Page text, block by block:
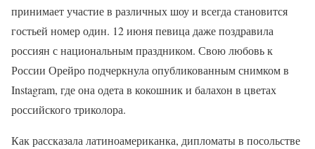
принимает участие в различных шоу и всегда становится
гостьей номер один. 12 июня певица даже поздравила
россиян с национальным праздником. Свою любовь к
России Орейро подчеркнула опубликованным снимком в
Instagram, где она одета в кокошник и балахон в цветах
российского триколора.
Как рассказала латиноамериканка, дипломаты в посольстве